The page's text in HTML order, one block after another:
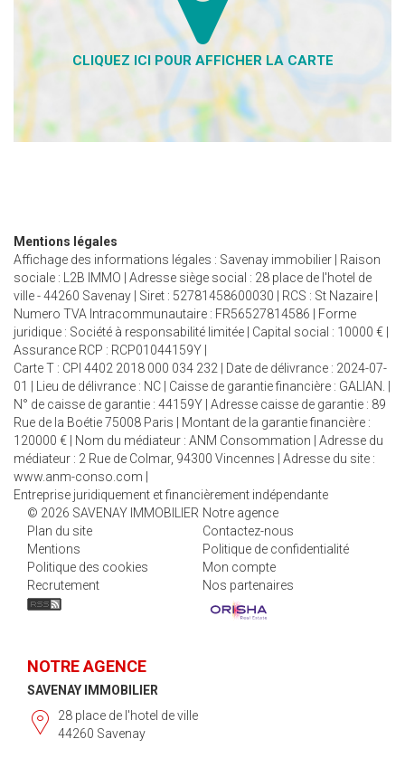
Mentions légales
Affichage des informations légales : Savenay immobilier | Raison
sociale : L2B IMMO | Adresse siège social : 28 place de l'hotel de
ville - 44260 Savenay | Siret : 52781458600030 | RCS : St Nazaire |
Numero TVA Intracommunautaire : FR56527814586 | Forme
juridique : Société à responsabilité limitée | Capital social : 10000 € |
Assurance RCP : RCP01044159Y |
Carte T : CPI 4402 2018 000 034 232 | Date de délivrance : 2024-07-
01 | Lieu de délivrance : NC | Caisse de garantie financière : GALIAN. |
N° de caisse de garantie : 44159Y | Adresse caisse de garantie : 89
Rue de la Boétie 75008 Paris | Montant de la garantie financière :
120000 € | Nom du médiateur : ANM Consommation | Adresse du
médiateur : 2 Rue de Colmar, 94300 Vincennes | Adresse du site :
www.anm-conso.com
Entreprise juridiquement et financièrement indépendante
© 2026 SAVENAY IMMOBILIER Notre agence
Plan du site
Contactez-nous
Mentions
Politique de confidentialité
Politique des cookies
Mon compte
Recrutement
Nos partenaires
NOTRE AGENCE
SAVENAY IMMOBILIER
28 place de l'hotel de ville
44260 Savenay